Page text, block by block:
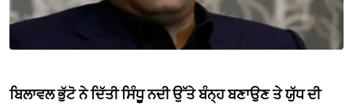
ਬਿਲਾਵਲ ਭੁੱਟੋ ਨੇ ਦਿੱਤੀ ਸਿੰਧੂ ਨਦੀ ਉੱਤੇ ਬੰਨ੍ਹ ਬਣਾਉਣ ਤੇ ਯੁੱਧ ਦੀ